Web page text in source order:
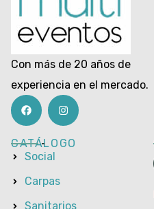
Con más de 20 años de
experiencia en el mercado.
CATÁLOGO
Social
Carpas
Sanitarios